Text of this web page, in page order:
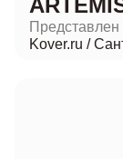
Представлен
Kover.ru /